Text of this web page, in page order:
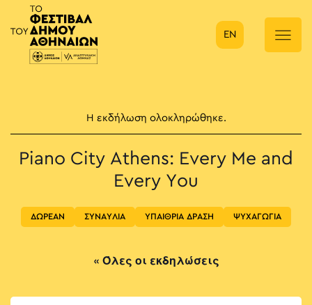
Κύρια πλοήγηση
EN
Η εκδήλωση ολοκληρώθηκε.
Piano City Athens: Every Me and
Every You
ΔΩΡΕΑΝ ΣΥΝΑΥΛΙΑ ΥΠΑΙΘΡΙΑ ΔΡΑΣΗ ΨΥΧΑΓΩΓΙΑ
« Όλες οι εκδηλώσεις